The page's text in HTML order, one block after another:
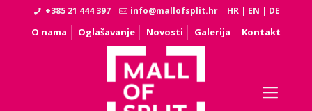
+385 21 444 397 info@mallofsplit.hr HR | EN | DE
O nama Oglašavanje Novosti Galerija Kontakt